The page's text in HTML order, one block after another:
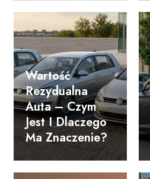
Wartość
Rezydualna
Auta – Czym
Jest I Dlaczego
Ma Znaczenie?